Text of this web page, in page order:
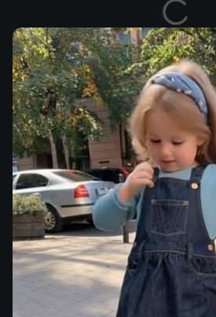
Танец Малыша